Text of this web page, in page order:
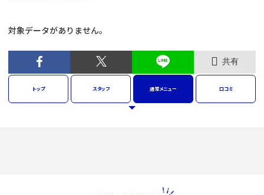
対象データがありません。
共有
トップ スタッフ 通常メニュー 口コミ